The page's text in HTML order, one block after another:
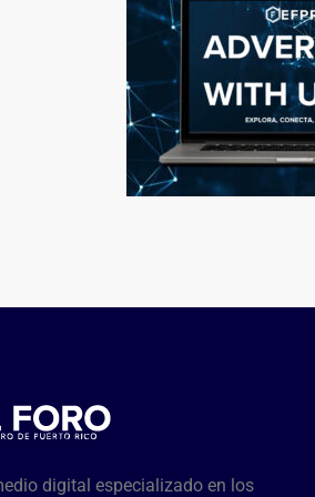
digital especializado en los